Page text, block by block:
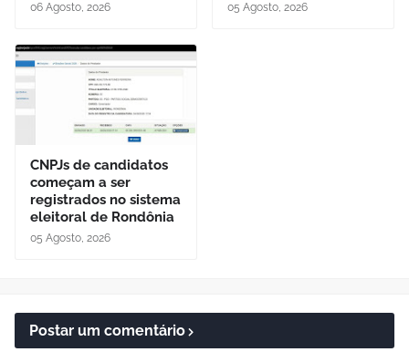
06 Agosto, 2026 05 Agosto, 2026
CNPJs de candidatos
começam a ser
registrados no sistema
eleitoral de Rondônia
05 Agosto, 2026
Postar um comentário